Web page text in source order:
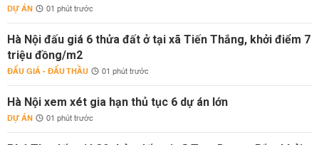
DỰ ÁN 01 phút trước
Hà Nội đấu giá 6 thửa đất ở tại xã Tiến Thắng, khởi điểm 7
triệu đồng/m2
ĐẤU GIÁ - ĐẤU THẦU 01 phút trước
Hà Nội xem xét gia hạn thủ tục 6 dự án lớn
DỰ ÁN 01 phút trước